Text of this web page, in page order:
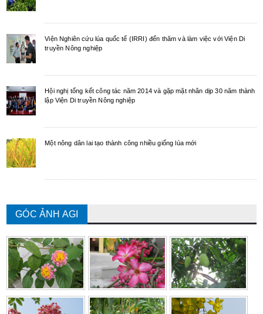
Viện Nghiên cứu lúa quốc tế (IRRI) đến thăm và làm việc với Viện Di
truyền Nông nghiệp
Hội nghị tổng kết công tác năm 2014 và gặp mặt nhân dịp 30 năm thành
lập Viện Di truyền Nông nghiệp
Một nông dân lai tạo thành công nhiều giống lúa mới
GÓC ẢNH AGI